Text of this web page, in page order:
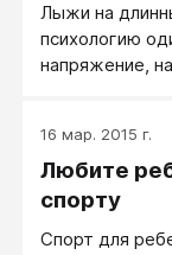
Лыжи на
психологию
напряжение,
внимание
радоваться
пары, умение
удары.
16 мар. 2015 г.
Любите
спорту
Спорт для